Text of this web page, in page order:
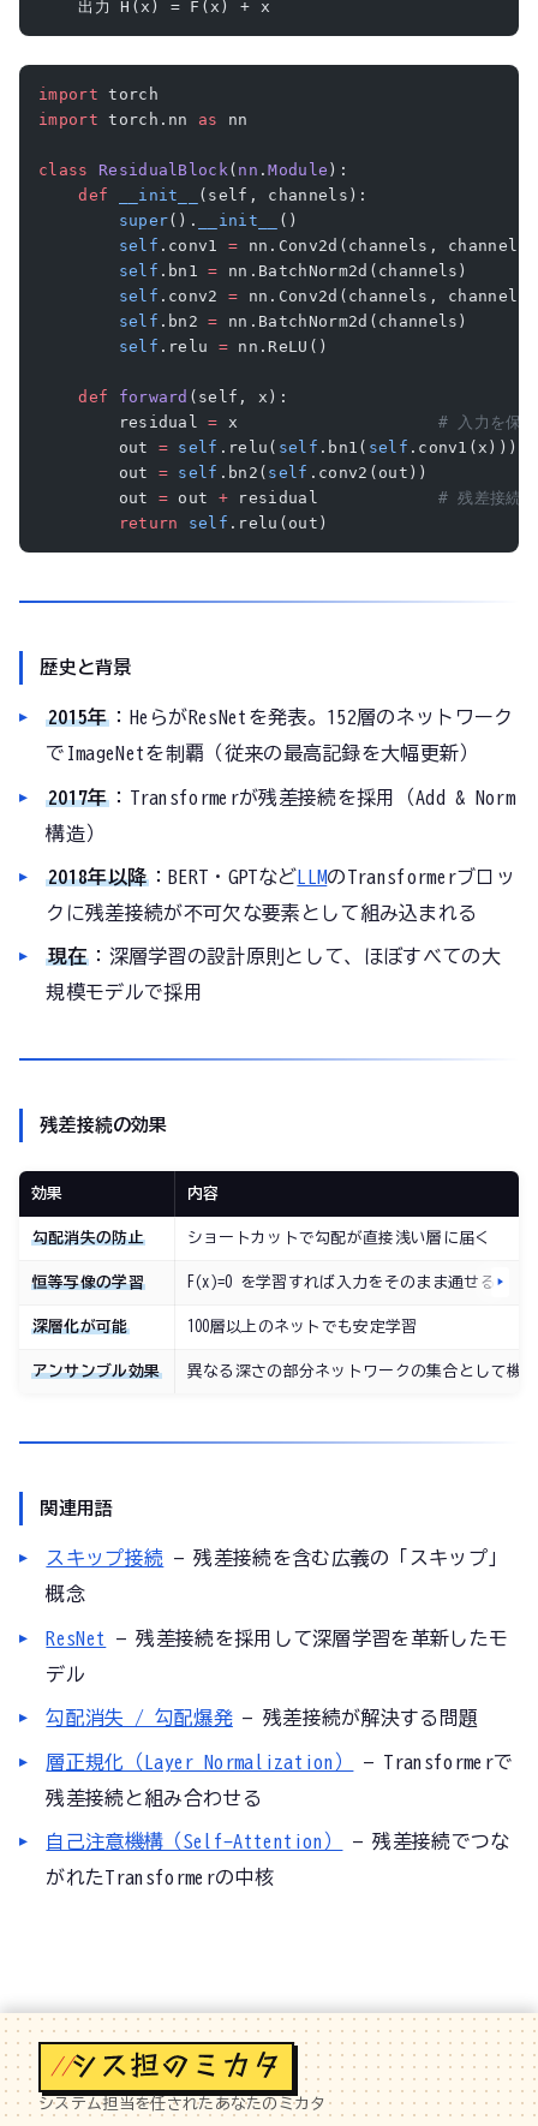
    出力 H(x) = F(x) + x
import torch
import torch.nn as nn
class ResidualBlock( nn .Module ):
    def
__init__
(self, channels):
        super
(). __init__
()
        self
.conv1 = nn.Conv2d(channels,
        self
.bn1 = nn.BatchNorm2d(channels)
        self
.conv2 = nn.Conv2d(channels,
        self
.bn2 = nn.BatchNorm2d(channels)
        self
.relu = nn.ReLU()
    def
forward (self, x):
        residual
= x # 入力を保存
        out
= self .relu( self .bn1( self .conv1(x)))
        out
= self .bn2( self .conv2(out))
        out
= out + residual # 残差接続
        return
self .relu(out)
歴史と背景
2015年 ：HeらがResNetを発表。152層のネットワーク
でImageNetを制覇（従来の最高記録を大幅更新）
2017年 ：Transformerが残差接続を採用（Add & Norm
構造）
2018年以降：BERT・GPTなど LLMのTransformerブロッ
クに残差接続が不可欠な要素として組み込まれる
現在 ：深層学習の設計原則として、ほぼすべての大
規模モデルで採用
残差接続の効果
効果 内容
勾配消失の防止 ショートカットで勾配が直接浅い層に届く
恒等写像の学習 F(x)=0 を学習すれば入力をそのまま通せる
深層化が可能 100層以上のネットでも安定学習
アンサンブル効果 異なる深さの部分ネットワークの集合として機能
関連用語
スキップ接続 — 残差接続を含む広義の「スキップ」
概念
ResNet
— 残差接続を採用して深層学習を革新したモ
デル
勾配消失 / 勾配爆発— 残差接続が解決する問題
層正規化（Layer Normalization）
— Transformerで
残差接続と組み合わせる
自己注意機構（Self-Attention）
— 残差接続でつな
がれたTransformerの中核
//
システム担当を任されたあなたのミカタ